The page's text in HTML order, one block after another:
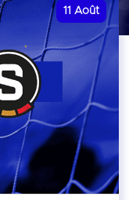
11 Août